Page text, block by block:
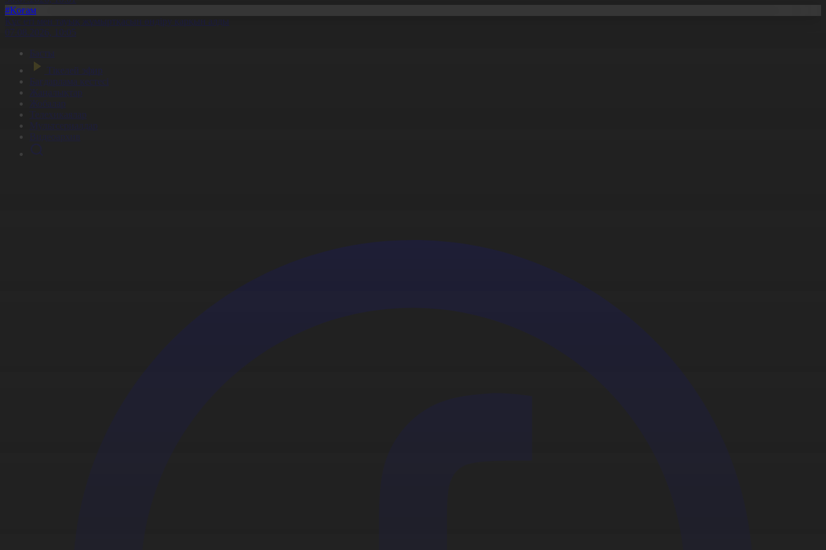
#Қоғам
Құс еті мен тауық жұмыртқасын өндіру қарқын алды
07.08.2026, 10:05
Басты
Тікелей эфир
Бағдарлама кестесі
Жаңалықтар
Жобалар
Телехикаялар
Мультсериалдар
Видеоархив